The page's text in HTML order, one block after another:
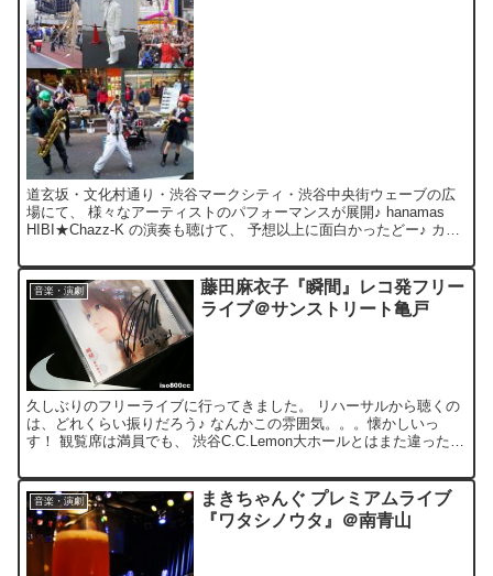
道玄坂・文化村通り・渋谷マークシティ・渋谷中央街ウェーブの広
場にて、 様々なアーティストのパフォーマンスが展開♪ hanamas
HIBI★Chazz-K の演奏も聴けて、 予想以上に面白かったどー♪ カメ
音楽・演劇
藤田麻衣子『瞬間』レコ発フリー
ライブ＠サンストリート亀戸
久しぶりのフリーライブに行ってきました。 リハーサルから聴くの
は、どれくらい振りだろう♪ なんかこの雰囲気。。。懐かしいっ
す！ 観覧席は満員でも、 渋谷C.C.Lemon大ホールとはまた違った、
音楽・演劇
まきちゃんぐ プレミアムライブ
『ワタシノウタ』＠南青山